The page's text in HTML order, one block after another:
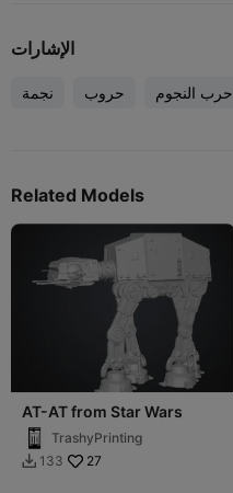
الإشارات
نجمة حروب حرب النجوم
Related Models
AT-AT from Star Wars
TrashyPrinting
 133 27